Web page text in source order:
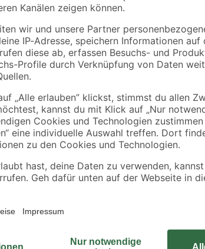
Umzugskarton 50 l,
Belastbarkeit 15 kg
2,29€
toom
61,5 x 35 cm,
5,49€
Deckel mit Wasserentnahme